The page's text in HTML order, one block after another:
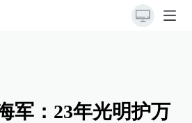
军：23年光明护万